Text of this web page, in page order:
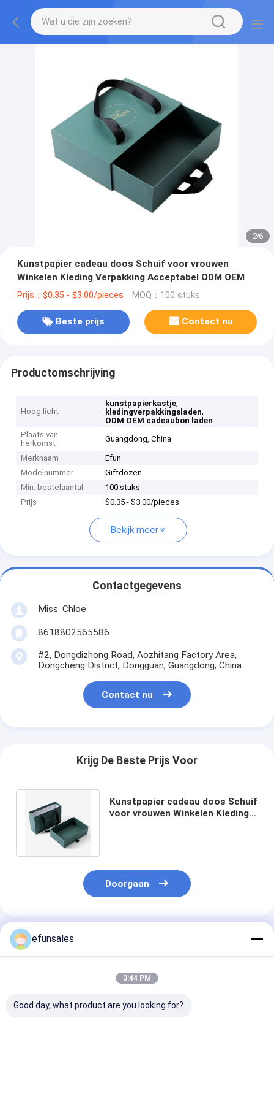
2/6
Kunstpapier cadeau doos Schuif voor vrouwen
Winkelen Kleding Verpakking Acceptabel ODM OEM
Prijs：$0.35 - $3.00/pieces MOQ：100 stuks
Beste prijs Contact nu
Productomschrijving
Hoog licht
kunstpapierkastje,
kledingverpakkingsladen,
ODM OEM cadeaubon laden
Plaats van
herkomst
Guangdong, China
Merknaam
Efun
Modelnummer
Giftdozen
Min. bestelaantal
100 stuks
Prijs
$0.35 - $3.00/pieces
Bekijk meer
Contactgegevens
Miss. Chloe
8618802565586
#2, Dongdizhong Road, Aozhitang Factory Area,
Dongcheng District, Dongguan, Guangdong, China
Contact nu
Krijg De Beste Prijs Voor
Kunstpapier cadeau doos Schuif
voor vrouwen Winkelen Kleding
Doorgaan
Geadviseerde Producten
efunsales
3:44 PM
Good day, what product are you looking for?